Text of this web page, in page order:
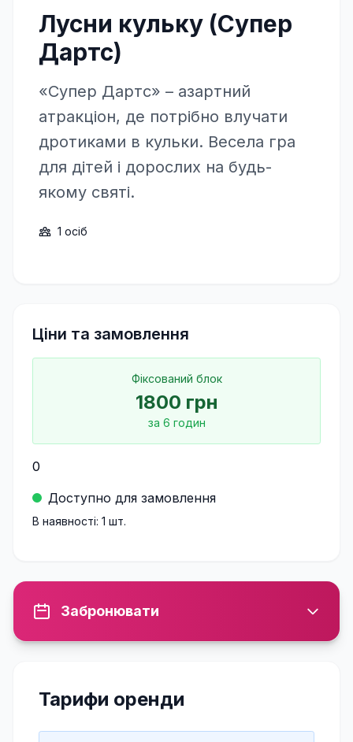
Лусни кульку (Супер
Дартс)
«Супер Дартс» – азартний
атракціон, де потрібно влучати
дротиками в кульки. Весела гра
для дітей і дорослих на будь-
якому святі.
1 осіб
Ціни та замовлення
Фіксований блок
1800 грн
за 6 годин
0
Доступно для замовлення
В наявності: 1 шт.
Забронювати
Тарифи оренди